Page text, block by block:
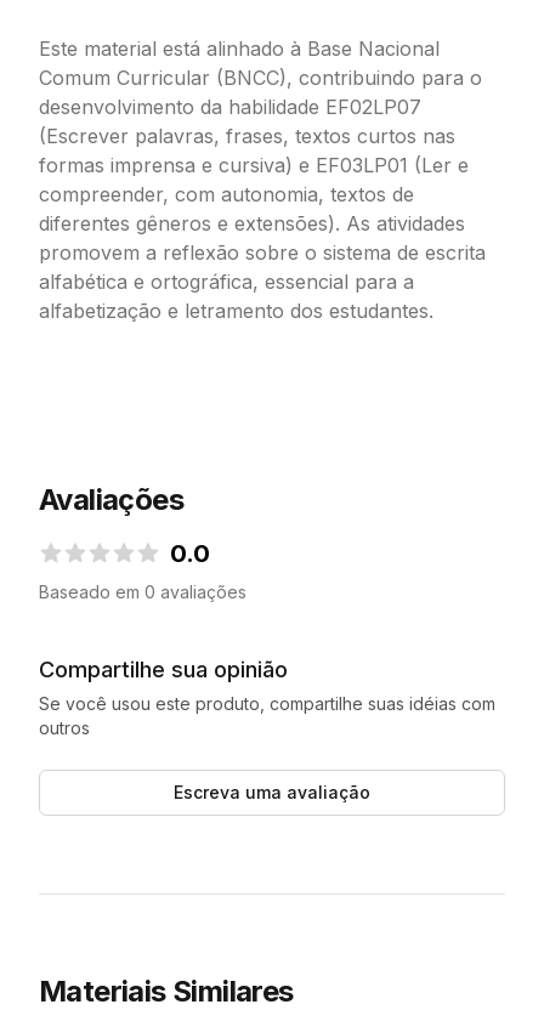
Este material está alinhado à Base Nacional
Comum Curricular (BNCC), contribuindo para o
desenvolvimento da habilidade EF02LP07
(Escrever palavras, frases, textos curtos nas
formas imprensa e cursiva) e EF03LP01 (Ler e
compreender, com autonomia, textos de
diferentes gêneros e extensões). As atividades
promovem a reflexão sobre o sistema de escrita
alfabética e ortográfica, essencial para a
alfabetização e letramento dos estudantes.
Avaliações
0.0
Baseado em 0 avaliações
Compartilhe sua opinião
Se você usou este produto, compartilhe suas idéias com
outros
Escreva uma avaliação
Materiais Similares